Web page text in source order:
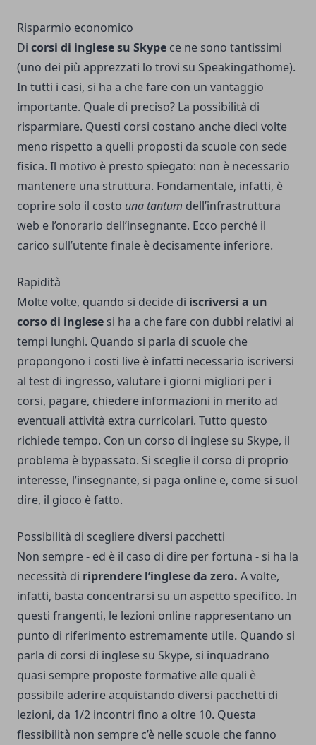
Risparmio economico
Di corsi di inglese su Skype ce ne sono tantissimi
(uno dei più apprezzati lo trovi su Speakingathome).
In tutti i casi, si ha a che fare con un vantaggio
importante. Quale di preciso? La possibilità di
risparmiare. Questi corsi costano anche dieci volte
meno rispetto a quelli proposti da scuole con sede
fisica. Il motivo è presto spiegato: non è necessario
mantenere una struttura. Fondamentale, infatti, è
coprire solo il costo una tantum dell’infrastruttura
web e l’onorario dell’insegnante. Ecco perché il
carico sull’utente finale è decisamente inferiore.
Rapidità
Molte volte, quando si decide di iscriversi a un
corso di inglese si ha a che fare con dubbi relativi ai
tempi lunghi. Quando si parla di scuole che
propongono i costi live è infatti necessario iscriversi
al test di ingresso, valutare i giorni migliori per i
corsi, pagare, chiedere informazioni in merito ad
eventuali attività extra curricolari. Tutto questo
richiede tempo. Con un corso di inglese su Skype, il
problema è bypassato. Si sceglie il corso di proprio
interesse, l’insegnante, si paga online e, come si suol
dire, il gioco è fatto.
Possibilità di scegliere diversi pacchetti
Non sempre - ed è il caso di dire per fortuna - si ha la
necessità di riprendere l’inglese da zero. A volte,
infatti, basta concentrarsi su un aspetto specifico. In
questi frangenti, le lezioni online rappresentano un
punto di riferimento estremamente utile. Quando si
parla di corsi di inglese su Skype, si inquadrano
quasi sempre proposte formative alle quali è
possibile aderire acquistando diversi pacchetti di
lezioni, da 1/2 incontri fino a oltre 10. Questa
flessibilità non sempre c’è nelle scuole che fanno